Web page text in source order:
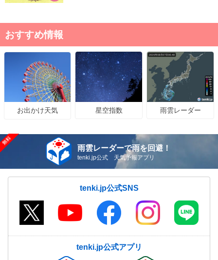
おすすめ情報
お出かけ天気 星空指数 雨雲レーダー
雨雲レーダーで雨を回避！
tenki.jp公式 天気予報アプリ
tenki.jp公式SNS
tenki.jp公式アプリ